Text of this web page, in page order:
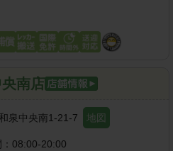
南店
泉中央南1-21-7 地図
08:00-20:00